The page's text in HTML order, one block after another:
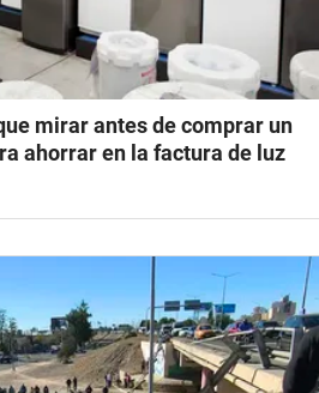
mirar antes de comprar un
ahorrar en la factura de luz